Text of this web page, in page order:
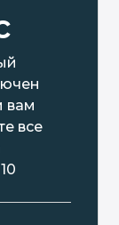
вам
все